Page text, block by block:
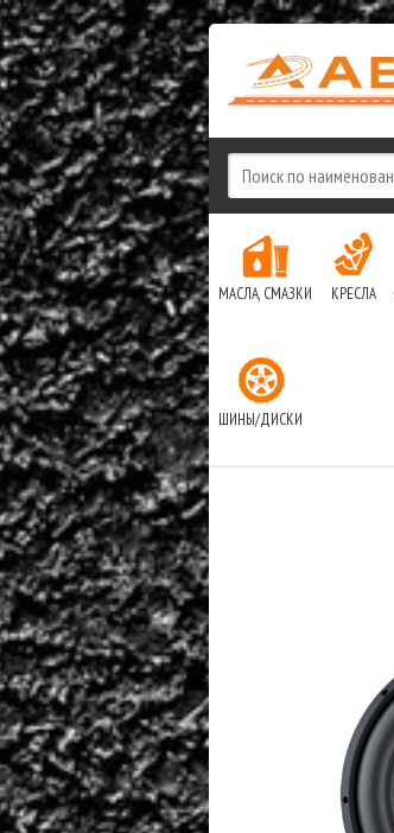
МАСЛА, СМАЗКИ КРЕСЛА
ШИНЫ/ДИСКИ